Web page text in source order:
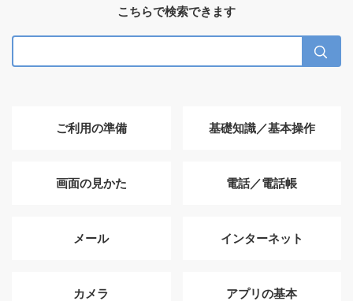
こちらで検索できます
ご利用の準備 基礎知識／基本操作
画面の見かた 電話／電話帳
メール インターネット
カメラ アプリの基本